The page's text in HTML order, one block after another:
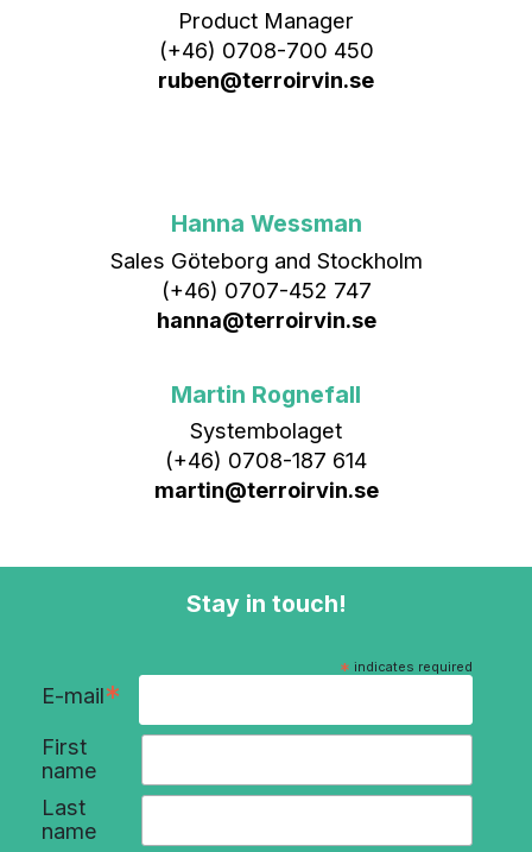
Product Manager
(+46) 0708-700 450‬
ruben@terroirvin.se
Hanna Wessman
Sales Göteborg and Stockholm
(+46) 0707-452 747
hanna@terroirvin.se
Martin Rognefall
Systembolaget
(+46) 0708-187 614
martin@terroirvin.se
Stay in touch!
* indicates required
E-mail*
First
name
Last
name